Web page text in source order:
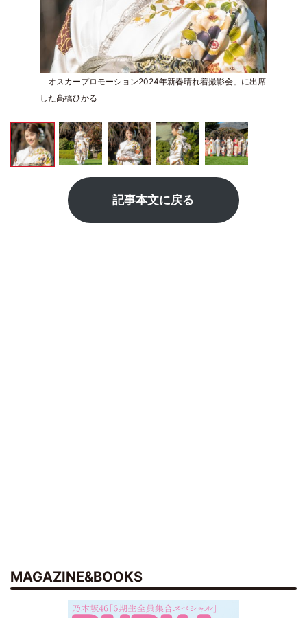
「オスカープロモーション2024年新春晴れ着撮影会」に出席
した髙橋ひかる
記事本文に戻る
MAGAZINE&BOOKS